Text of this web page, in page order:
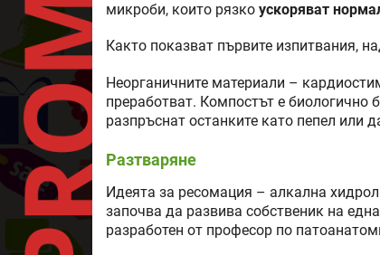
микроби, които рязко ускоряват
Както показват първите изпитвания,
Неорганичните материали –
преработват. Компостът е биологично
разпръснат останките като пепел или
Разтваряне
Идеята за ресомация – алкална
започва да развива собственик на
разработен от професор по